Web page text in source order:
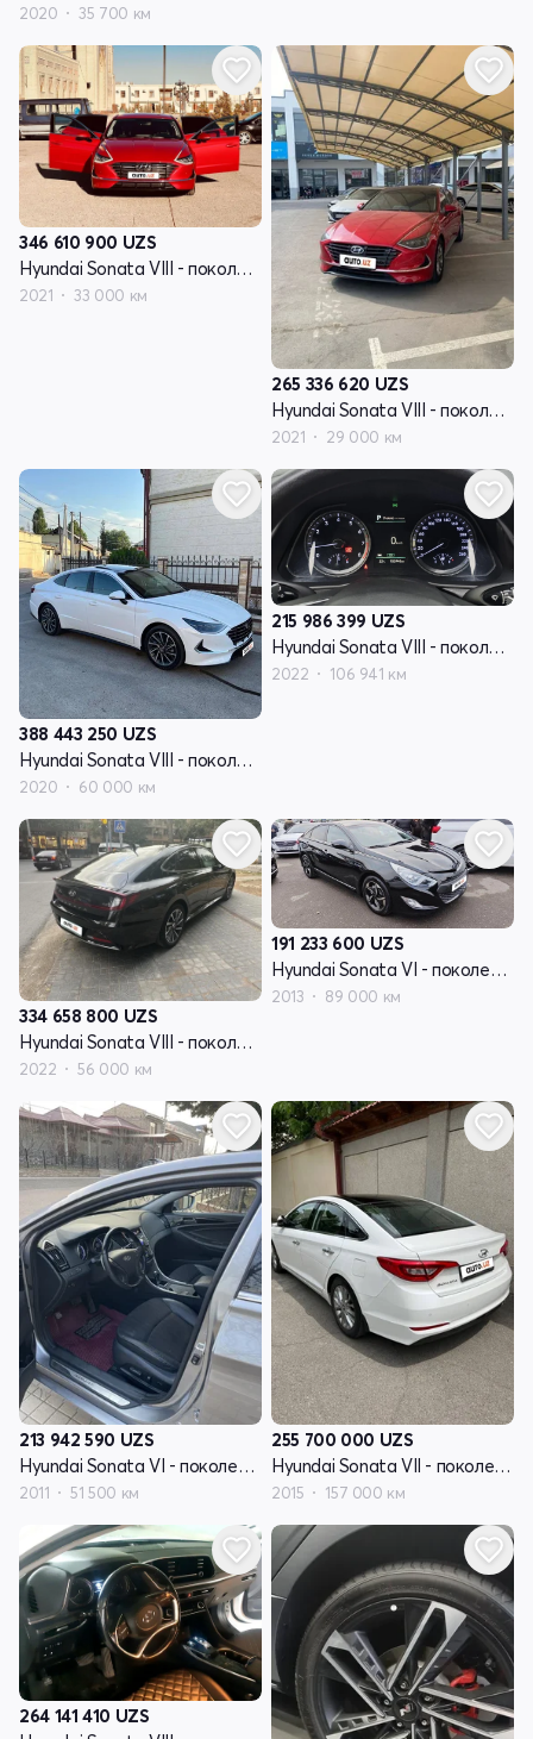
2020 35 700 км
346 610 900 UZS
Hyundai Sonata VIII - поколение (DN8)
2021 33 000 км
265 336 620 UZS
Hyundai Sonata VIII - поколение (DN8)
2021 29 000 км
388 443 250 UZS
Hyundai Sonata VIII - поколение (DN8)
2020 60 000 км
215 986 399 UZS
Hyundai Sonata VIII - поколение (DN8)
2022 106 941 км
334 658 800 UZS
Hyundai Sonata VIII - поколение (DN8)
2022 56 000 км
191 233 600 UZS
Hyundai Sonata VI - поколение (YF)
2013 89 000 км
213 942 590 UZS
Hyundai Sonata VI - поколение (YF)
2011 51 500 км
255 700 000 UZS
Hyundai Sonata VII - поколение (LF)
2015 157 000 км
264 141 410 UZS